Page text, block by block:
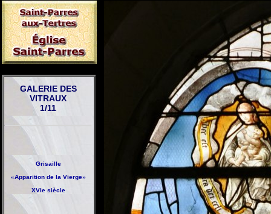
GALERIE DES
VITRAUX
1/11
Grisaille
«Apparition de la Vierge»
XVIe siècle